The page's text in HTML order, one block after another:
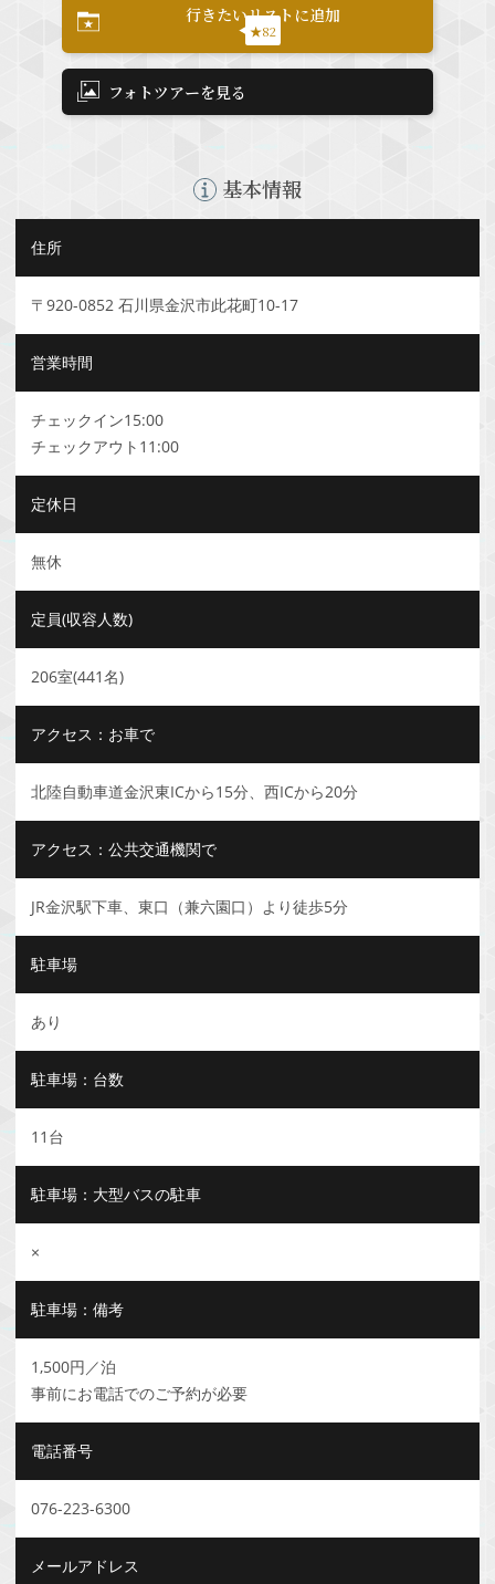
行きたいリストに追加
★82
フォトツアーを見る
基本情報
住所
〒920-0852 石川県金沢市此花町10-17
営業時間
チェックイン15:00
チェックアウト11:00
定休日
無休
定員(収容人数)
206室(441名)
アクセス：お車で
北陸自動車道金沢東ICから15分、西ICから20分
アクセス：公共交通機関で
JR金沢駅下車、東口（兼六園口）より徒歩5分
駐車場
あり
駐車場：台数
11台
駐車場：大型バスの駐車
×
駐車場：備考
1,500円／泊
事前にお電話でのご予約が必要
電話番号
076-223-6300
メールアドレス